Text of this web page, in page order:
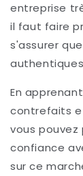
entreprise
il faut faire
s'assurer
En
contrefaits
vous
confiance
sur ce